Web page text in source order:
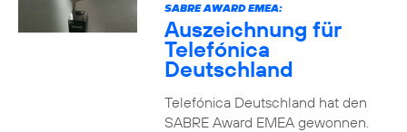
SABRE AWARD EMEA:
Auszeichnung für
Telefónica
Deutschland
Telefónica Deutschland hat den
SABRE Award EMEA gewonnen.